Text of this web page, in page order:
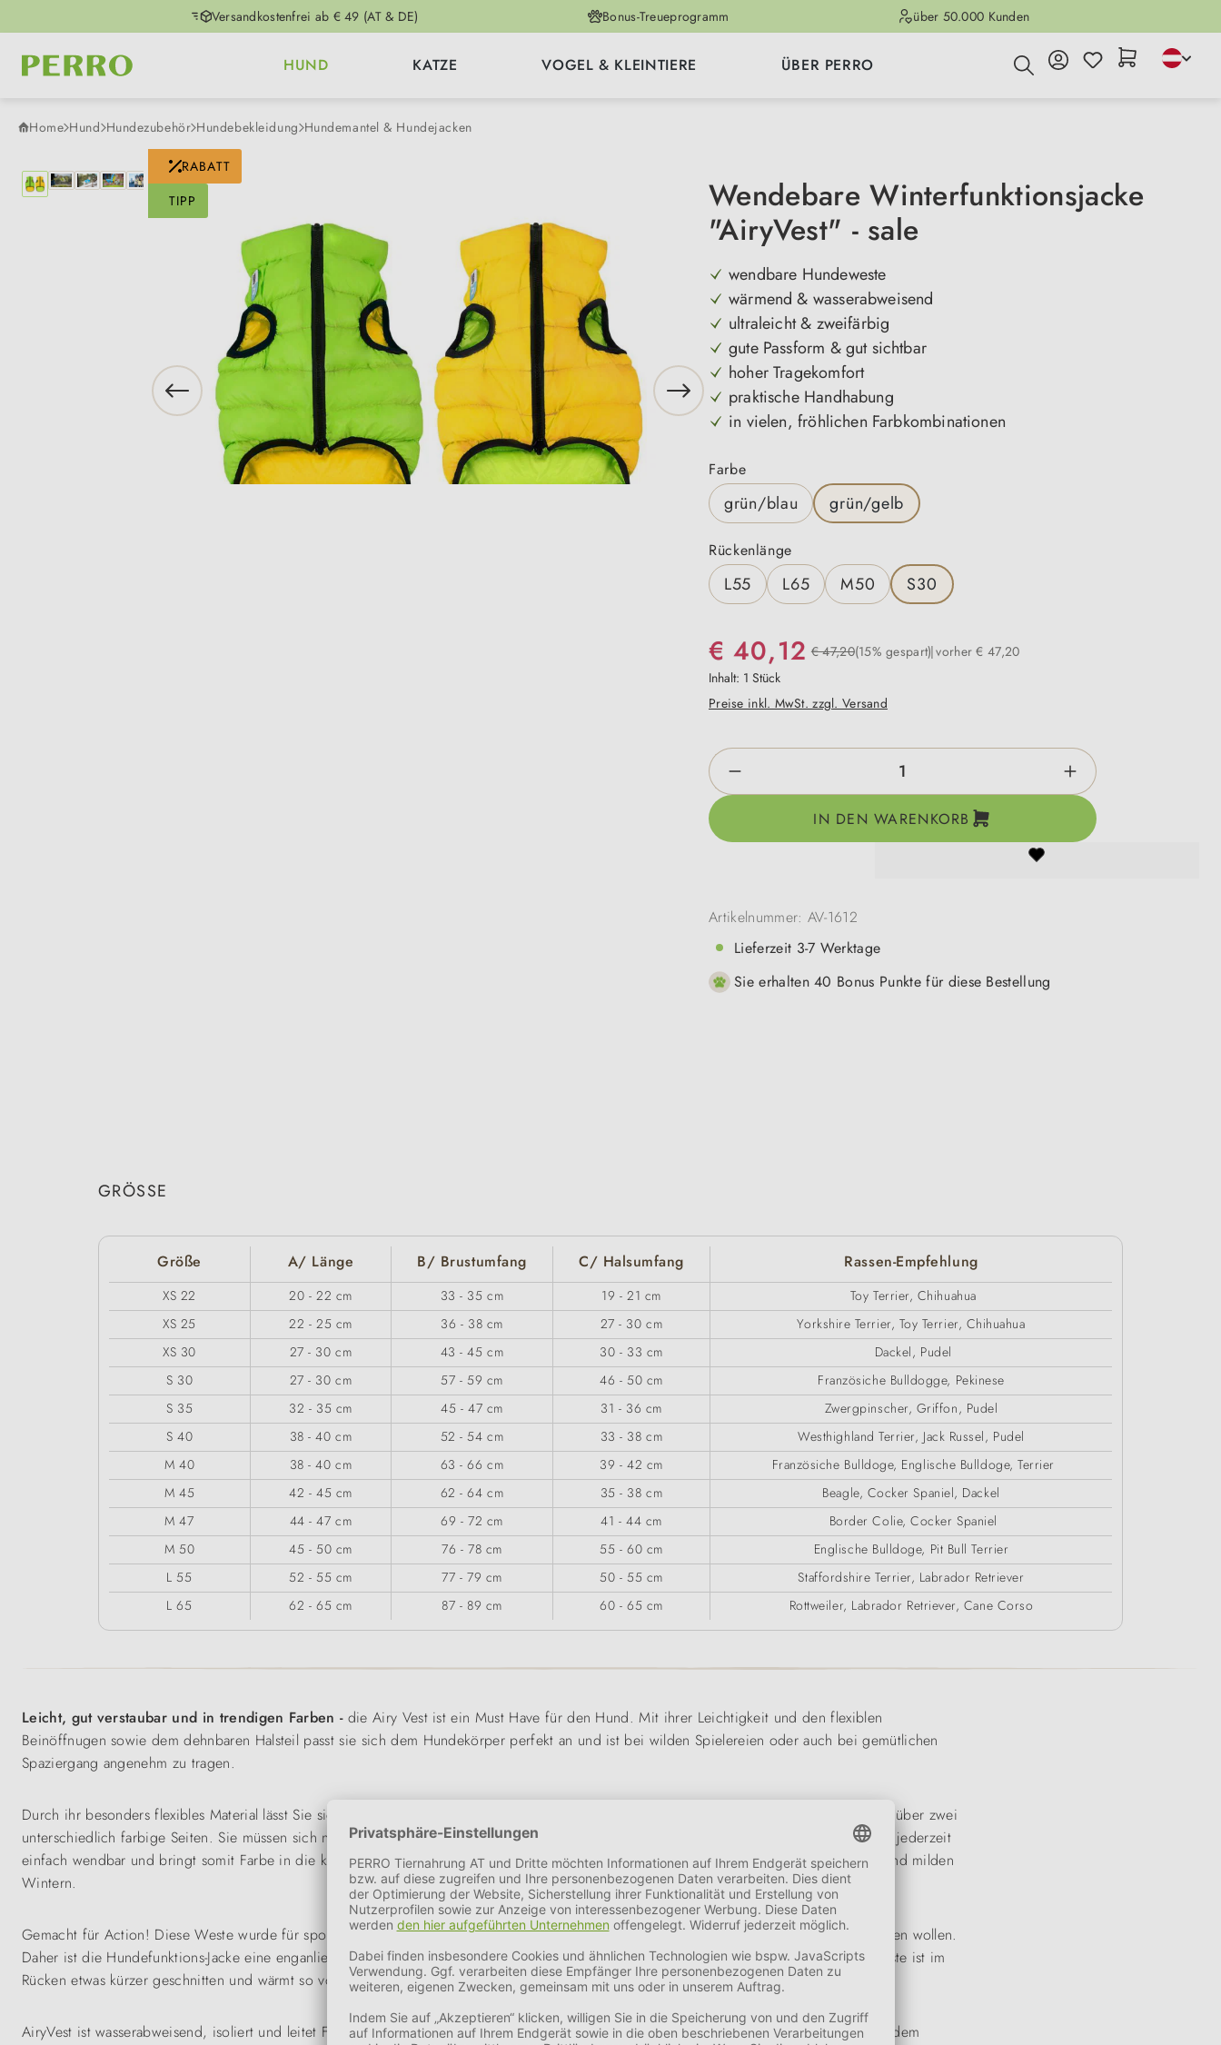
Zur Hauptnavigation springenVersandkostenfrei ab € 49 (AT & DE) Bonus-Treueprogramm über 50.000 Kunden
HUND KATZE VOGEL & KLEINTIERE ÜBER PERRO
Home Hund Hundezubehör Hundebekleidung Hundemantel & Hundejacken
Bildergalerie überspringenRABATT
TIPP
Wendebare Winterfunktionsjacke
"AiryVest" - sale
wendbare Hundeweste
wärmend & wasserabweisend
ultraleicht & zweifärbig
gute Passform & gut sichtbar
hoher Tragekomfort
praktische Handhabung
in vielen, fröhlichen Farbkombinationen
Farbeauswählen
grün/blau grün/gelb
Rückenlänge
L55 L65 M50 S30
€ 40,12 € 47,20(15% gespart) vorher € 47,20
Inhalt: 1 Stück
Preise inkl. MwSt. zzgl. Versand
Produkt Anzahl: Gib den gewünschten Wert ein oder
IN DEN WARENKORB
Artikelnummer: AV-1612
Lieferzeit 3-7 Werktage
Sie erhalten 40 Bonus Punkte für diese Bestellung
GRÖSSE
Größe A/ Länge B/ Brustumfang C/ Halsumfang Rassen-Empfehlung
XS 22 20 - 22 cm 33 - 35 cm 19 - 21 cm
Toy Terrier, Chihuahua
XS 25
22 - 25 cm 36 - 38 cm 27 - 30 cm
Yorkshire Terrier, Toy Terrier, Chihuahua
XS 30
27 - 30 cm 43 - 45 cm 30 - 33 cm
Dackel, Pudel
S 30
27 - 30 cm 57 - 59 cm 46 - 50 cm
Französiche Bulldogge, Pekinese
S 35
32 - 35 cm 45 - 47 cm 31 - 36 cm
Zwergpinscher, Griffon, Pudel
S 40
38 - 40 cm 52 - 54 cm 33 - 38 cm
Westhighland Terrier, Jack Russel, Pudel
M 40
38 - 40 cm 63 - 66 cm 39 - 42 cm
Französiche Bulldoge, Englische Bulldoge, Terrier
M 45
42 - 45 cm 62 - 64 cm 35 - 38 cm
Beagle, Cocker Spaniel, Dackel
M 47
44 - 47 cm 69 - 72 cm 41 - 44 cm
Border Colie, Cocker Spaniel
M 50
45 - 50 cm 76 - 78 cm 55 - 60 cm
Englische Bulldoge, Pit Bull Terrier
L 55
52 - 55 cm 77 - 79 cm 50 - 55 cm
Staffordshire Terrier, Labrador Retriever
L 65
62 - 65 cm 87 - 89 cm 60 - 65 cm Rottweiler, Labrador Retriever, Cane Corso
Leicht, gut verstaubar und in trendigen Farben - die Airy Vest ist ein Must Have für den Hund. Mit ihrer Leichtigkeit und den flexiblen
Beinöffnugen sowie dem dehnbaren Halsteil passt sie sich dem Hundekörper perfekt an und ist bei wilden Spielereien oder auch bei gemütlichen
Spaziergang angenehm zu tragen.
Durch ihr besonders flexibles Material lässt Sie sich praktisch in jedem Rucksack oder der Jackentasche verstauen. Die Wendejacke verfügt über zwei
unterschiedlich farbige Seiten. Sie müssen sich nicht für eine Farbe entscheiden, denn durch den praktischen Reißverschluss ist die Weste jederzeit
einfach wendbar und bringt somit Farbe in die kalten Jahreszeiten. Wärmen Sie Ihren Hund an frischen Frühlingstagen, im kühlen Herbst und milden
Wintern.
Gemacht für Action! Diese Weste wurde für sportliche Hunde entwickelt, die bei schlechtem Wetter laufen, springen und Abenteuer erleben wollen.
Daher ist die Hundefunktions-Jacke eine enganliegendere Kleidung, die es Ihrem Liebling ermöglicht, sich frei zu bewegen. Die Hundeweste ist im
Rücken etwas kürzer geschnitten und wärmt so vor allem den empfindlichen Brustkorb und den Hals des Hundes.
AiryVest ist wasserabweisend, isoliert und leitet Feuchtigkeit ab. Die Lycra-Besätze verhindern Zugluft und das Entweichen warmer Luft aus dem